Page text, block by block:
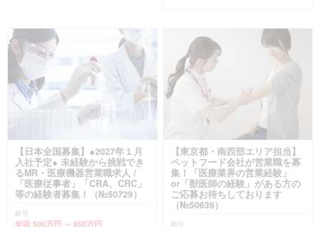
【日本全国募集】●2027年１月
入社予定● 未経験から挑戦でき
るMR・医療機器営業職求人 /
「医療従事者」「CRA、CRC」
等の経験者募集！（№50729）
給与
年収 500万円 ～ 650万円
【東京都・南西部エリア担当】
ペットフード会社が営業職を募
集！「医療業界の営業経験」
or「獣医師の経験」がある方の
ご応募お待ちしております
（№50639）
給与